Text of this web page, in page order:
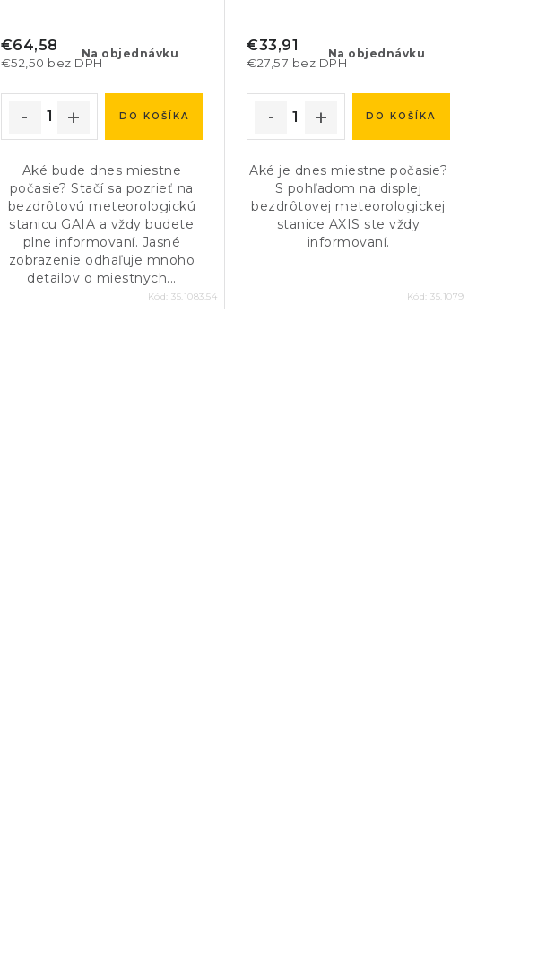
Na objednávku
€52,50 bez DPH
€64,58
DO KOŠÍKA
Aké bude dnes miestne
počasie? Stačí sa pozrieť na
bezdrôtovú meteorologickú
stanicu GAIA a vždy budete
plne informovaní. Jasné
zobrazenie odhaľuje mnoho
detailov o miestnych...
Kód:35.1083.54
Na objednávku
€27,57 bez DPH
€33,91
DO KOŠÍKA
Aké je dnes miestne počasie?
S pohľadom na displej
bezdrôtovej meteorologickej
stanice AXIS ste vždy
informovaní.
Kód:35.1079